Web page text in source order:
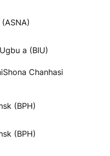
a (BIU)
Chanhasi
(BPH)
(BPH)